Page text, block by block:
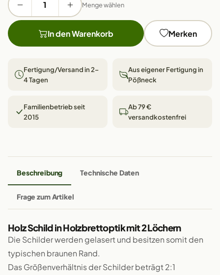
Menge wählen
In den Warenkorb Merken
Fertigung/Versand in 2–
4 Tagen
Aus eigener Fertigung in
Pößneck
Familienbetrieb seit
2015
Ab 79 €
versandkostenfrei
Beschreibung Technische Daten
Frage zum Artikel
Holz Schild in Holzbrettoptik mit 2 Löchern
Die Schilder werden gelasert und besitzen somit den
typischen braunen Rand.
Das Größenverhältnis der Schilder beträgt 2:1